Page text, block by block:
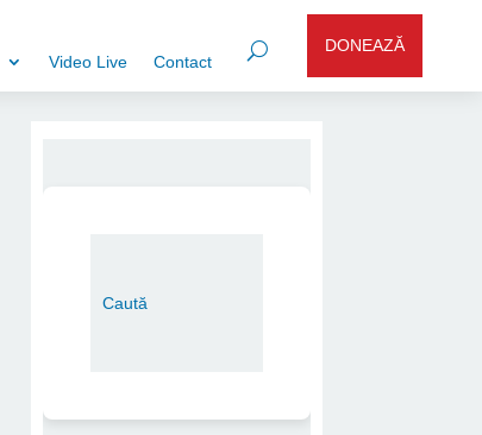
Video Live Contact
DONEAZĂ